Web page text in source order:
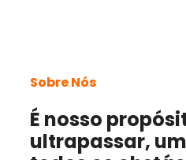
Educativas
Sobre Nós
É nosso
ultrapassar,